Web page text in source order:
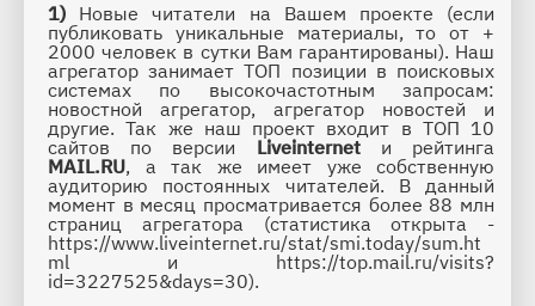
1) Новые читатели на Вашем проекте (если
публиковать уникальные материалы, то от +
2000 человек в сутки Вам гарантированы). Наш
агрегатор занимает ТОП позиции в поисковых
системах по высокочастотным запросам:
новостной агрегатор, агрегатор новостей и
другие. Так же наш проект входит в ТОП 10
сайтов по версии Liveinternet
MAIL.RU, а так же имеет уже собственную
аудиторию постоянных читателей. В данный
момент в месяц просматривается более 88 млн
https://www.liveinternet.ru/stat/smi.today/sum.ht
ml и https://top.mail.ru/visits?
id=3227525&days=30).